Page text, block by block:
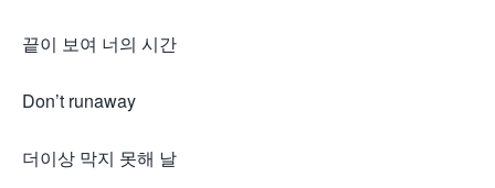
끝이 보여 너의 시간
Don’t runaway
더이상 막지 못해 날